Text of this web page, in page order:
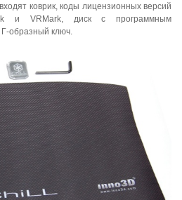
коврик, коды лицензионных версий
и VRMark, диск с программным
образный ключ.